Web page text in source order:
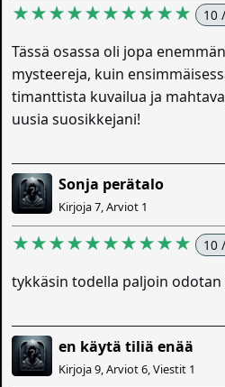
★★★★★★★★★★ 10
Tässä osassa oli jopa
mysteereja, kuin
timanttista kuvailua ja
uusia suosikkejani!
Sonja perätalo
Kirjoja 7, Arviot 1
★★★★★★★★★★ 10
tykkäsin todella paljoin
en käytä tiliä enää
Kirjoja 9, Arviot 6, Viestit 1